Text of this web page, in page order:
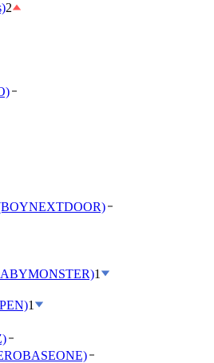
2
1
1